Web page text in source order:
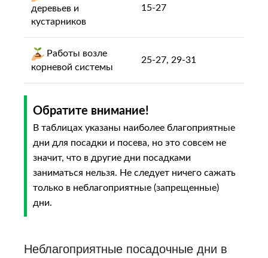
деревьев и
кустарников
15-27
Работы возле
корневой системы
25-27, 29-31
Обратите внимание!
В таблицах указаны наиболее благоприятные
дни для посадки и посева, но это совсем не
значит, что в другие дни посадками
заниматься нельзя. Не следует ничего сажать
только в неблагоприятные (запрещенные)
дни.
Неблагоприятные посадочные дни в